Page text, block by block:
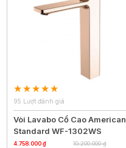
95 Lượt đánh giá
Vòi Lavabo Cổ Cao American
Standard WF-1302WS
4.758.000 ₫ 10.200.000 ₫